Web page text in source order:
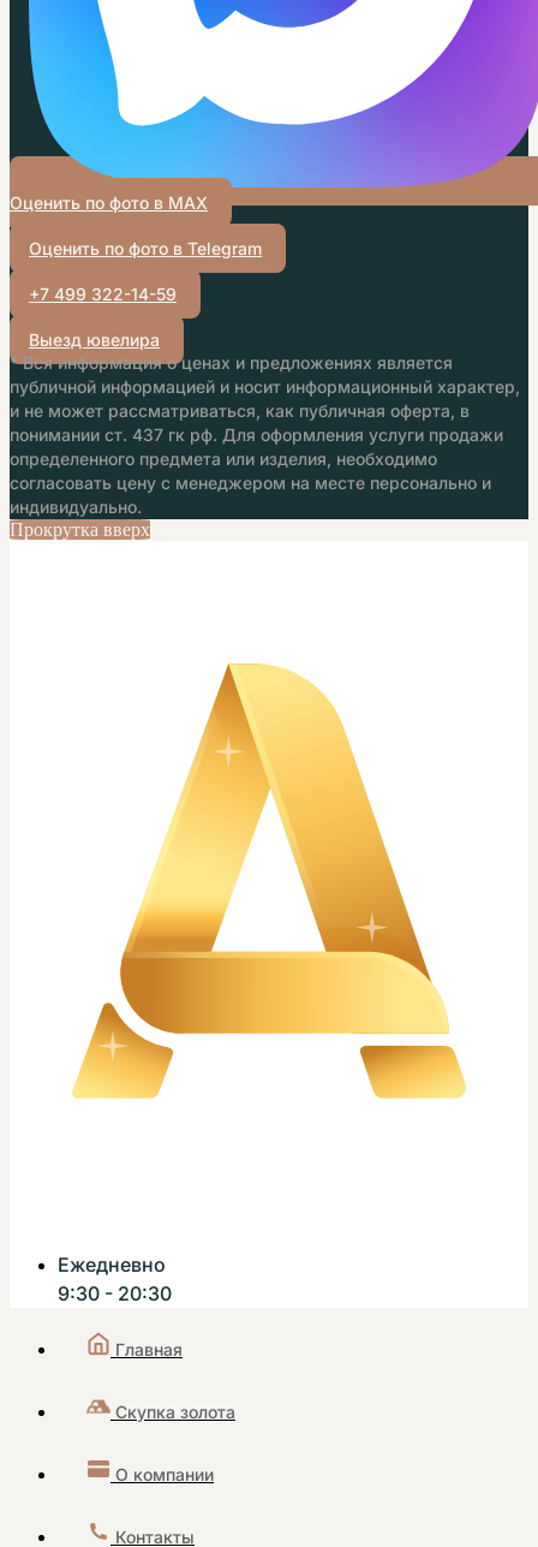
Оценить по фото в MAX
Оценить по фото в Telegram
+7 499 322-14-59
Выезд ювелира
* Вся информация о ценах и предложениях является
публичной информацией и носит информационный характер,
и не может рассматриваться, как публичная оферта, в
понимании ст. 437 гк рф. Для оформления услуги продажи
определенного предмета или изделия, необходимо
согласовать цену с менеджером на месте персонально и
индивидуально.
Прокрутка вверх
Ежедневно
9:30 - 20:30
Главная
Скупка золота
О компании
Контакты